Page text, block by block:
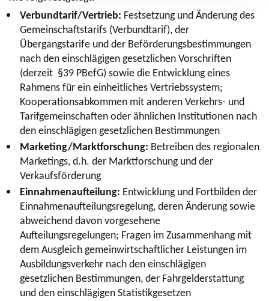
Verbundtarif/Vertrieb: Festsetzung und Änderung des
Gemeinschaftstarifs (Verbundtarif), der
Übergangstarife und der Beförderungsbestimmungen
nach den einschlägigen gesetzlichen Vorschriften
(derzeit §39 PBefG) sowie die Entwicklung eines
Rahmens für ein einheitliches Vertriebssystem;
Kooperationsabkommen mit anderen Verkehrs- und
Tarifgemeinschaften oder ähnlichen Institutionen nach
den einschlägigen gesetzlichen Bestimmungen
Marketing/Marktforschung: Betreiben des regionalen
Marketings, d.h. der Marktforschung und der
Verkaufsförderung
Einnahmenaufteilung: Entwicklung und Fortbilden der
Einnahmenaufteilungsregelung, deren Änderung sowie
abweichend davon vorgesehene
Aufteilungsregelungen; Fragen im Zusammenhang mit
dem Ausgleich gemeinwirtschaftlicher Leistungen im
Ausbildungsverkehr nach den einschlägigen
gesetzlichen Bestimmungen, der Fahrgelderstattung
und den einschlägigen Statistikgesetzen